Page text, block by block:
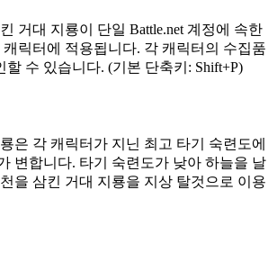
거대 지룡이 단일 Battle.net 계정에 속한
릭터에 적용됩니다. 각 캐릭터의 수집품
할 수 있습니다. (기본 단축키: Shift+P)
은 각 캐릭터가 지닌 최고 타기 숙련도에
변합니다. 타기 숙련도가 낮아 하늘을 날
을 삼킨 거대 지룡을 지상 탈것으로 이용